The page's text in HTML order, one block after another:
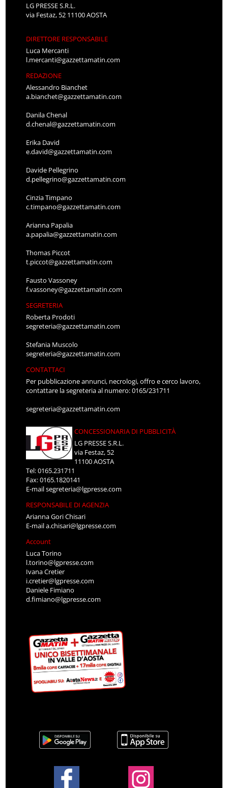
LG PRESSE S.R.L.
via Festaz, 52 11100 AOSTA
DIRETTORE RESPONSABILE
Luca Mercanti
l.mercanti@gazzettamatin.com
REDAZIONE
Alessandro Bianchet
a.bianchet@gazzettamatin.com
Danila Chenal
d.chenal@gazzettamatin.com
Erika David
e.david@gazzettamatin.com
Davide Pellegrino
d.pellegrino@gazzettamatin.com
Cinzia Timpano
c.timpano@gazzettamatin.com
Arianna Papalia
a.papalia@gazzettamatin.com
Thomas Piccot
t.piccot@gazzettamatin.com
Fausto Vassoney
f.vassoney@gazzettamatin.com
SEGRETERIA
Roberta Prodoti
segreteria@gazzettamatin.com
Stefania Muscolo
segreteria@gazzettamatin.com
CONTATTACI
Per pubblicazione annunci, necrologi, offro e cerco lavoro,
contattare la segreteria al numero: 0165/231711
segreteria@gazzettamatin.com
CONCESSIONARIA DI PUBBLICITÀ
LG PRESSE S.R.L.
via Festaz, 52
11100 AOSTA
Tel: 0165.231711
Fax: 0165.1820141
E-mailsegreteria@lgpresse.com
RESPONSABILE DI AGENZIA
Arianna Gori Chisari
E-maila.chisari@lgpresse.com
Account
Luca Torino
l.torino@lgpresse.com
Ivana Cretier
i.cretier@lgpresse.com
Daniele Fimiano
d.fimiano@lgpresse.com